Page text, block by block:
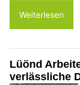
Weiterlesen
Lüönd
verlässliche